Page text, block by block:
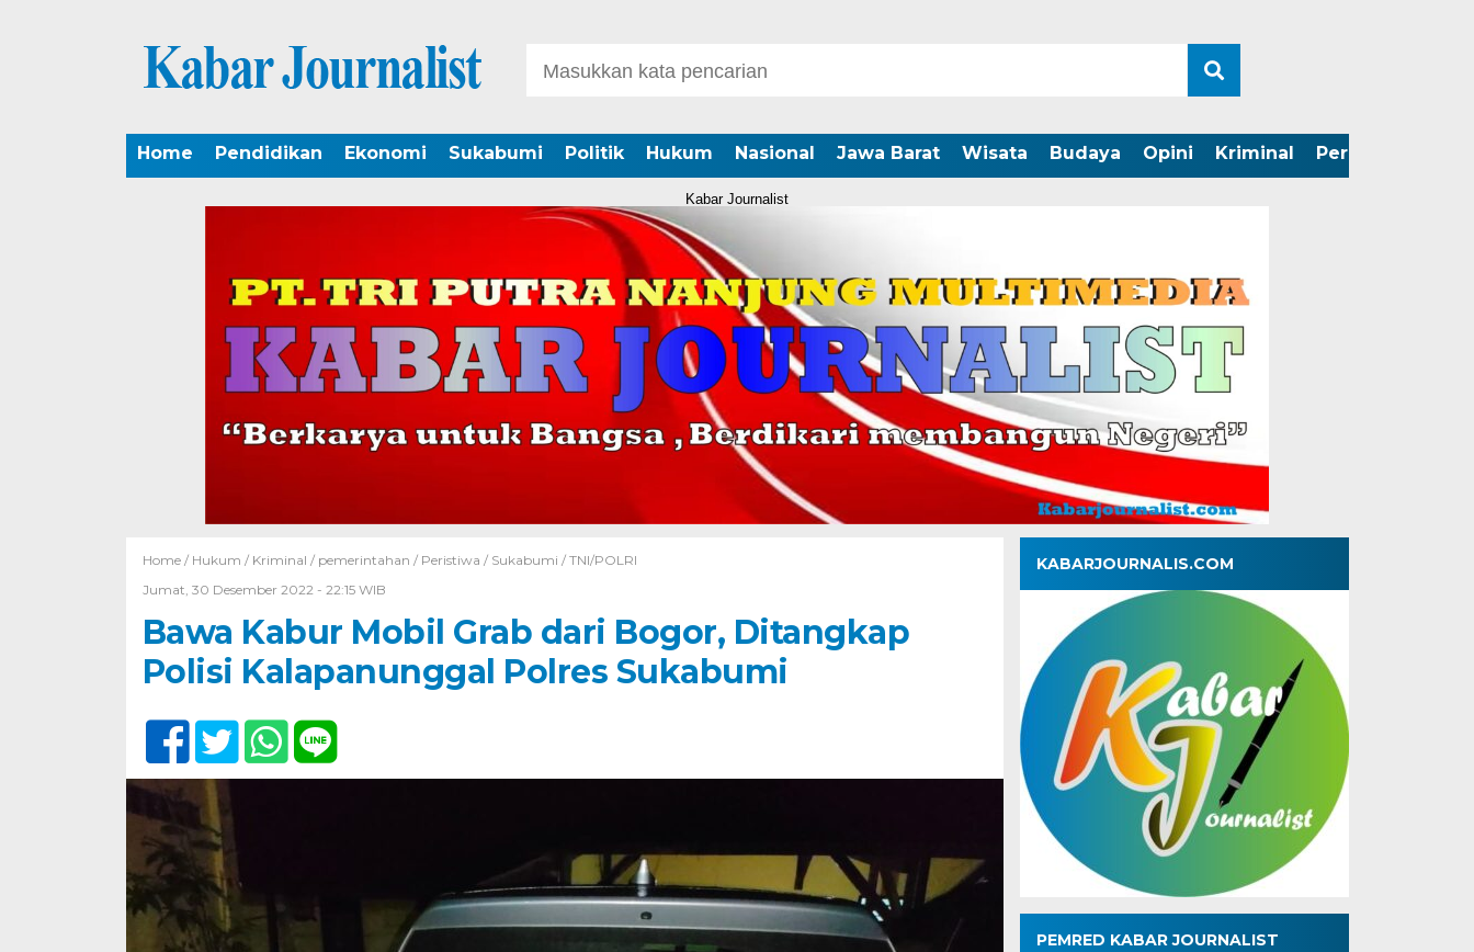
Home Pendidikan Ekonomi Sukabumi Politik Hukum Nasional Jawa Barat Wisata Budaya Opini Kriminal Peristiwa
Kabar Journalist
Home / Hukum / Kriminal / pemerintahan / Peristiwa / Sukabumi / TNI/POLRI
Jumat, 30 Desember 2022 - 22:15 WIB
Bawa Kabur Mobil Grab dari Bogor, Ditangkap
Polisi Kalapanunggal Polres Sukabumi
KABARJOURNALIS.COM
PEMRED KABAR JOURNALIST